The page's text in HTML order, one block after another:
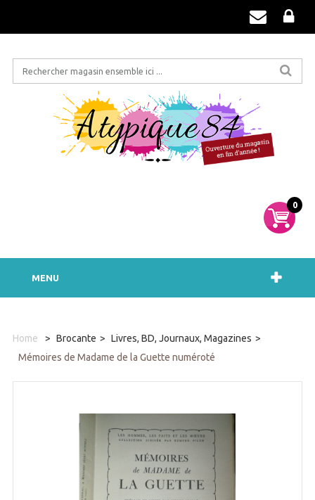
0
MENU
Home > Brocante > Livres, BD, Journaux, Magazines >
Mémoires de Madame de la Guette numéroté